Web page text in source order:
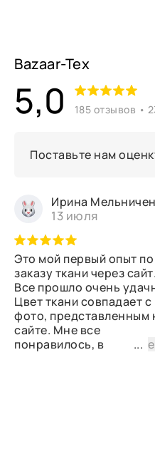
Bazaar-Tex
5,0 185 отзывов •
Поставьте нам
Ирина
13 июля
Это мой первый опыт по
заказу ткани через сайт.
Все прошло очень
Цвет ткани совпадает с
фото, представленным
сайте. Мне все
понравилось, в
...